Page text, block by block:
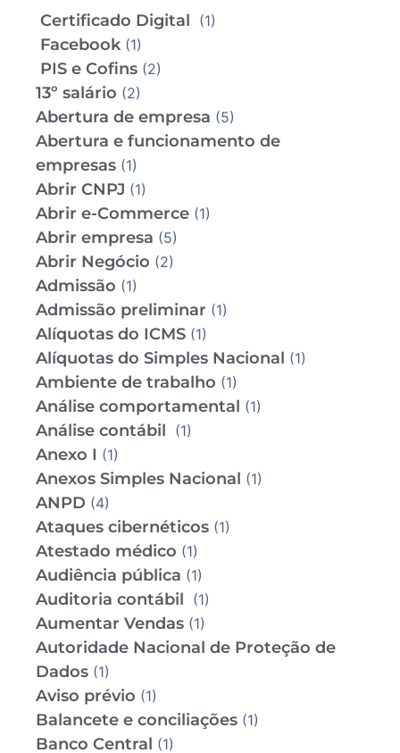
Certificado Digital (1)
Facebook(1)
PIS e Cofins (2)
13º salário (2)
Abertura de empresa (5)
Abertura e funcionamento de
empresas (1)
Abrir CNPJ (1)
Abrir e-Commerce (1)
Abrir empresa (5)
Abrir Negócio (2)
Admissão (1)
Admissão preliminar (1)
Alíquotas do ICMS (1)
Alíquotas do Simples Nacional (1)
Ambiente de trabalho (1)
Análise comportamental (1)
Análise contábil (1)
Anexo I (1)
Anexos Simples Nacional (1)
ANPD (4)
Ataques cibernéticos (1)
Atestado médico (1)
Audiência pública (1)
Auditoria contábil (1)
Aumentar Vendas (1)
Autoridade Nacional de Proteção de
Dados (1)
Aviso prévio (1)
Balancete e conciliações (1)
Banco Central (1)